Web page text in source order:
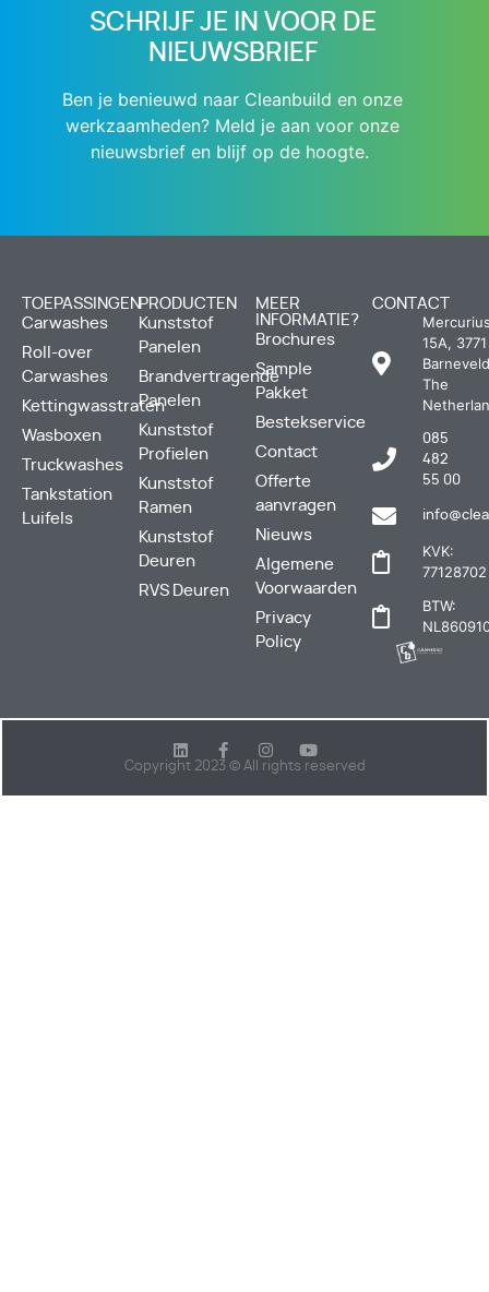
SCHRIJF JE IN VOOR DE
NIEUWSBRIEF
Ben je benieuwd naar Cleanbuild en onze
werkzaamheden? Meld je aan voor onze
nieuwsbrief en blijf op de hoogte.
TOEPASSINGEN
Carwashes
Roll-over
Carwashes
Kettingwasstraten
Wasboxen
Truckwashes
Tankstation
Luifels
PRODUCTEN
Kunststof
Panelen
Brandvertragende
Panelen
Kunststof
Profielen
Kunststof
Ramen
Kunststof
Deuren
RVS Deuren
MEER
INFORMATIE?
Brochures
Sample
Pakket
Bestekservice
Contact
Offerte
aanvragen
Nieuws
Algemene
Voorwaarden
Privacy
Policy
CONTACT
15A,
The
085
482
55 00
KVK:
77128702
BTW:
Copyright 2023 © All rights reserved